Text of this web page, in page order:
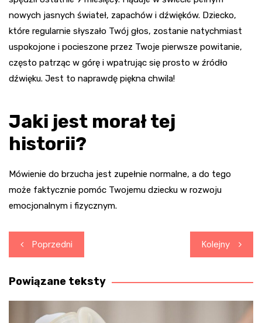
nowych jasnych świateł, zapachów i dźwięków. Dziecko,
które regularnie słyszało Twój głos, zostanie natychmiast
uspokojone i pocieszone przez Twoje pierwsze powitanie,
często patrząc w górę i wpatrując się prosto w źródło
dźwięku. Jest to naprawdę piękna chwila!
Jaki jest morał tej
historii?
Mówienie do brzucha jest zupełnie normalne, a do tego
może faktycznie pomóc Twojemu dziecku w rozwoju
emocjonalnym i fizycznym.
Nawigacja
wpisu
Poprzedni Kolejny
Powiązane teksty